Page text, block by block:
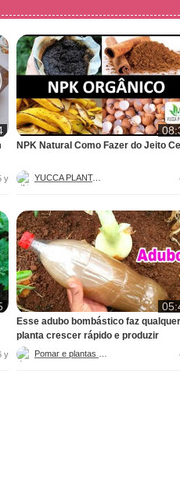
y
NPK Natural Como Fazer do Jeito
YUCCA PLANTAS
y
Esse adubo bombástico faz qualquer
planta crescer rápido e produzir